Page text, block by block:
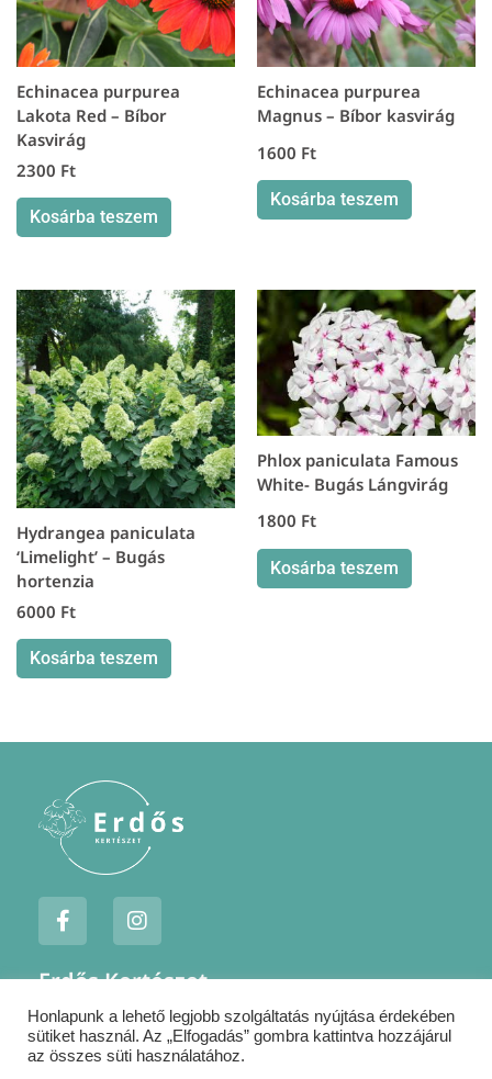
Echinacea purpurea
Lakota Red – Bíbor
Kasvirág
2300 Ft
Kosárba teszem
Echinacea purpurea
Magnus – Bíbor kasvirág
1600 Ft
Kosárba teszem
Hydrangea paniculata
‘Limelight’ – Bugás
hortenzia
6000 Ft
Kosárba teszem
Phlox paniculata Famous
White- Bugás Lángvirág
1800 Ft
Kosárba teszem
F
a
c
e
o
o
k
I
n
s
t
g
r
a
Erdős Kertészet
Jogi nyilatkozatok
Szállítás
Honlapunk a lehető legjobb szolgáltatás nyújtása érdekében
sütiket használ. Az „Elfogadás” gombra kattintva hozzájárul
az összes süti használatához.